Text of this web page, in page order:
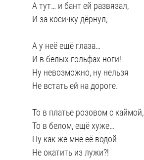
А тут… и бант ей развязал,
И за косичку дёрнул,
А у неё ещё глаза…
И в белых гольфах ноги!
Ну невозможно, ну нельзя
Не встать ей на дороге.
То в платье розовом с каймой,
То в белом, ещё хуже…
Ну как же мне её водой
Не окатить из лужи?!